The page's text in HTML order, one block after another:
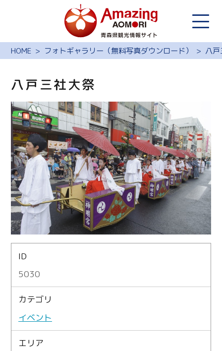
HOME フォトギャラリー（無料写真ダウンロード） 八
八戸三社大祭
ID
5030
カテゴリ
イベント
エリア